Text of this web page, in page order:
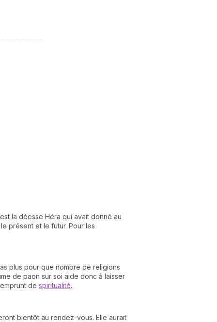
la déesse Héra qui avait donné au
présent et le futur. Pour les
plus pour que nombre de religions
de paon sur soi aide donc à laisser
de spiritualité.
bientôt au rendez-vous. Elle aurait